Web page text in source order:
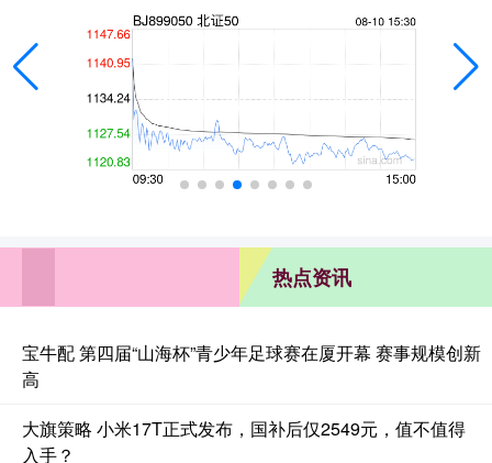
热点资讯
宝牛配 第四届“山海杯”青少年足球赛在厦开幕 赛事规模创新
高
大旗策略 小米17T正式发布，国补后仅2549元，值不值得
入手？